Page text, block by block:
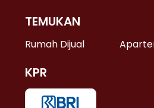
TEMUKAN
Rumah Dijual
KPR